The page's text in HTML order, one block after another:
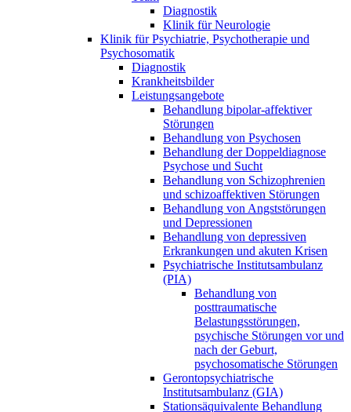
Diagnostik
Klinik für Neurologie
Klinik für Psychiatrie, Psychotherapie und
Psychosomatik
Diagnostik
Krankheitsbilder
Leistungsangebote
Behandlung bipolar-affektiver
Störungen
Behandlung von Psychosen
Behandlung der Doppeldiagnose
Psychose und Sucht
Behandlung von Schizophrenien
und schizoaffektiven Störungen
Behandlung von Angststörungen
und Depressionen
Behandlung von depressiven
Erkrankungen und akuten Krisen
Psychiatrische Institutsambulanz
(PIA)
Behandlung von
posttraumatische
Belastungsstörungen,
psychische Störungen vor und
nach der Geburt,
psychosomatische Störungen
Gerontopsychiatrische
Institutsambulanz (GIA)
Stationsäquivalente Behandlung